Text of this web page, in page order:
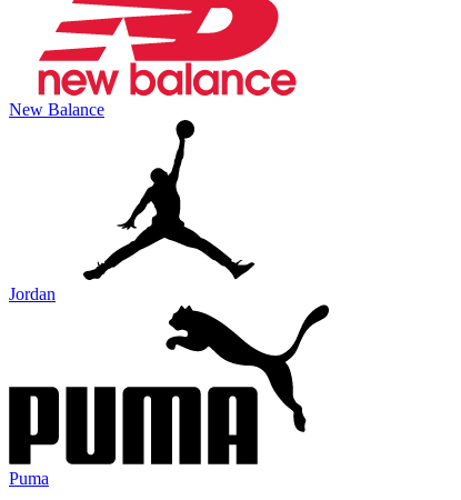
New Balance
Jordan
Puma